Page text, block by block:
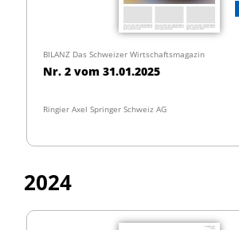
BILANZ Das Schweizer Wirtschaftsmagazin
Nr. 2 vom 31.01.2025
Ringier Axel Springer Schweiz AG
2024